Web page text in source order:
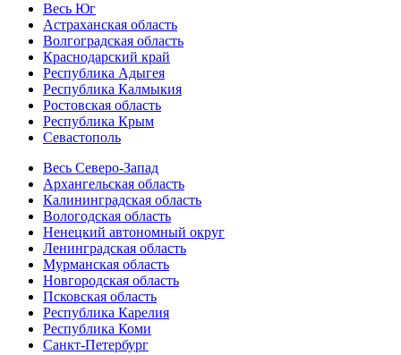
Весь Юг
Астраханская область
Волгоградская область
Краснодарский край
Республика Адыгея
Республика Калмыкия
Ростовская область
Республика Крым
Севастополь
Весь Северо-Запад
Архангельская область
Калининградская область
Вологодская область
Ненецкий автономный округ
Ленинградская область
Мурманская область
Новгородская область
Псковская область
Республика Карелия
Республика Коми
Санкт-Петербург